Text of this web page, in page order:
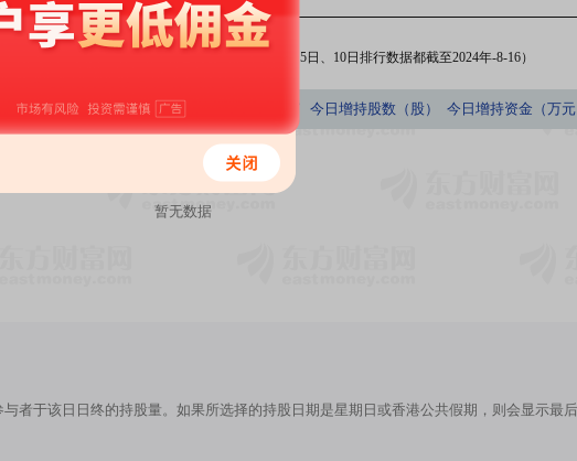
（注：今日、3日、5日、10日排行数据都截至2024年-8-16）
(股) 持股市值(元)
持股数量占A股百分比
今日 增持股数（股） 今日 增持资金（万元
暂无数据
者于该日日终的持股量。如果所选择的持股日期是星期日或香港公共假期，则会显示最